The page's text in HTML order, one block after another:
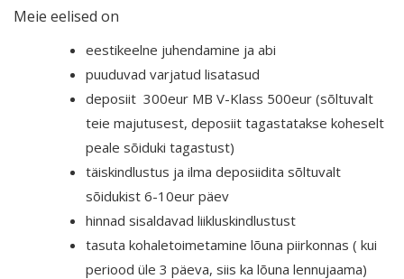
Meie eelised on
eestikeelne juhendamine ja abi
puuduvad varjatud lisatasud
deposiit 300eur MB V-Klass 500eur (sõltuvalt
teie majutusest, deposiit tagastatakse koheselt
peale sõiduki tagastust)
täiskindlustus ja ilma deposiidita sõltuvalt
sõidukist 6-10eur päev
hinnad sisaldavad liikluskindlustust
tasuta kohaletoimetamine lõuna piirkonnas ( kui
periood üle 3 päeva, siis ka lõuna lennujaama)